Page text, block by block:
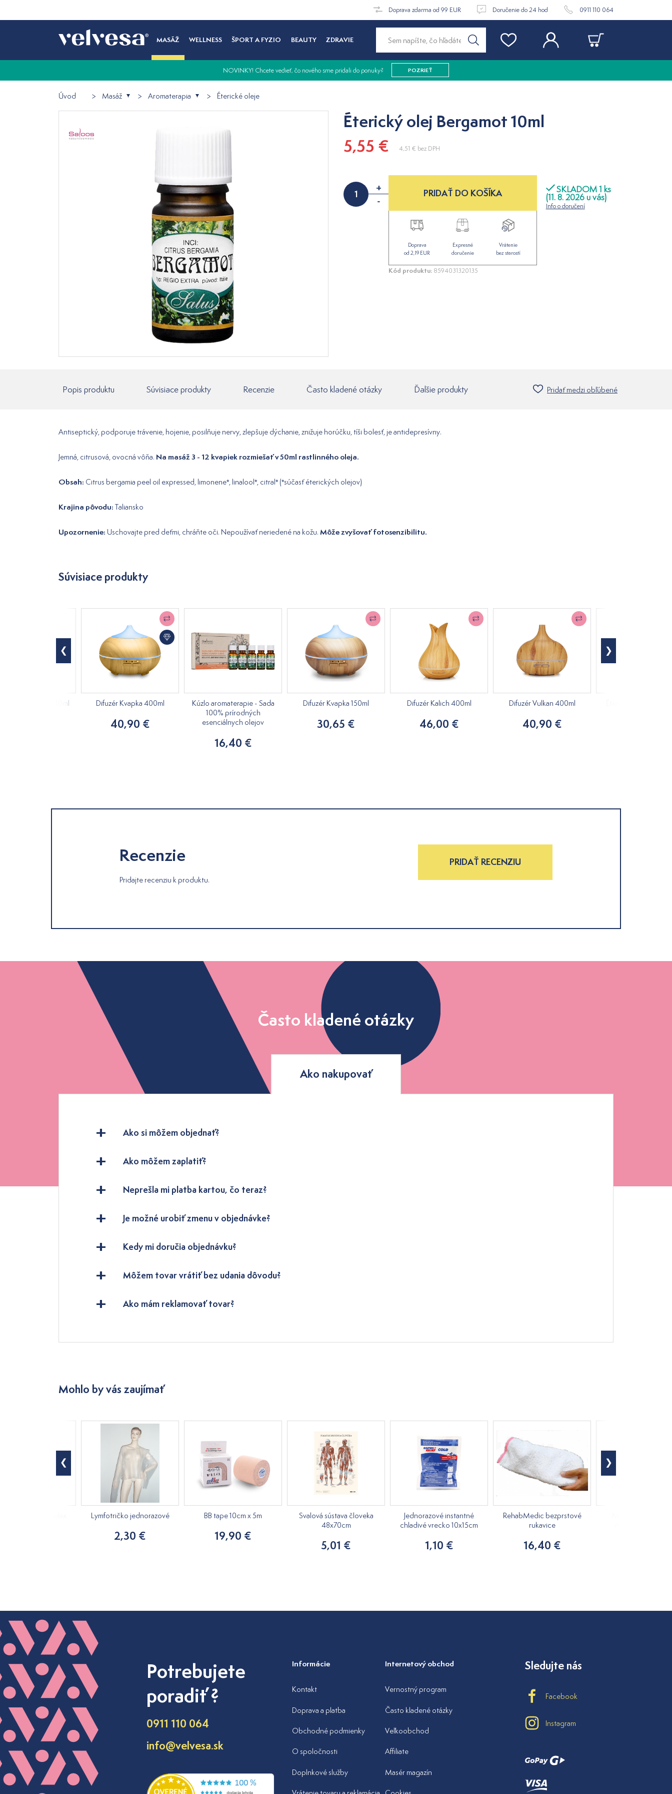
Doprava zdarma od 99 EUR Doručenie do 24 hod 0911 110 064
MASÁŽ WELLNESS ŠPORT A FYZIO BEAUTY ZDRAVIE
NOVINKY! Chcete vedieť, čo nového sme pridali do ponuky? POZRIEŤ
Úvod Masáž Aromaterapia Éterické oleje
Éterický olej Bergamot 10ml
5,55 €
4,51 € bez DPH
+
-
SKLADOM 1 ks
(11. 8. 2026 u vás)
Info o doručení
PRIDAŤ DO KOŠÍKA
Doprava
od 2,19 EUR
Expresné
doručenie
Vrátenie
bez starostí
Kód produktu: 8594031320135
Popis produktu Súvisiace produkty Recenzie Často kladené otázky Ďalšie produkty Pridať medzi obľúbené
Antiseptický, podporuje trávenie, hojenie, posilňuje nervy, zlepšuje dýchanie, znižuje horúčku, tíši bolesť, je antidepresívny.
Jemná, citrusová, ovocná vôňa. Na masáž 3 - 12 kvapiek rozmiešať v 50ml rastlinného oleja.
Obsah: Citrus bergamia peel oil expressed, limonene*, linalool*, citral* (*súčasť éterických olejov)
Krajina pôvodu: Taliansko
Upozornenie: Uschovajte pred deťmi, chráňte oči. Nepoužívať neriedené na kožu. Môže zvyšovať fotosenzibilitu.
Súvisiace produkty
olej Oregano 10ml Difuzér Kvapka 400ml
40,90 €
Kúzlo aromaterapie - Sada
100% prírodných
esenciálnych olejov
16,40 €
Difuzér Kvapka 150ml
30,65 €
Difuzér Kalich 400ml
46,00 €
Difuzér Vulkan 400ml
40,90 €
Recenzie
Pridajte recenziu k produktu.
PRIDAŤ RECENZIU
Často kladené otázky
Ako nakupovať
Ako si môžem objednať?
Ako môžem zaplatiť?
Neprešla mi platba kartou, čo teraz?
Je možné urobiť zmenu v objednávke?
Kedy mi doručia objednávku?
Môžem tovar vrátiť bez udania dôvodu?
Ako mám reklamovať tovar?
Mohlo by vás zaujímať
Lymfotričko jednorazové
2,30 €
BB tape 10cm x 5m
19,90 €
Svalová sústava človeka
48x70cm
5,01 €
Jednorazové instantné
chladivé vrecko 10x15cm
1,10 €
RehabMedic bezprstové
rukavice
16,40 €
Potrebujete
poradiť ?
0911 110 064
info@velvesa.sk
Informácie
Kontakt
Doprava a platba
Obchodné podmienky
O spoločnosti
Doplnkové služby
Internetový obchod
Vernostný program
Často kladené otázky
Veľkoobchod
Affiliate
Masér magazín
Sledujte nás
Facebook
Instagram